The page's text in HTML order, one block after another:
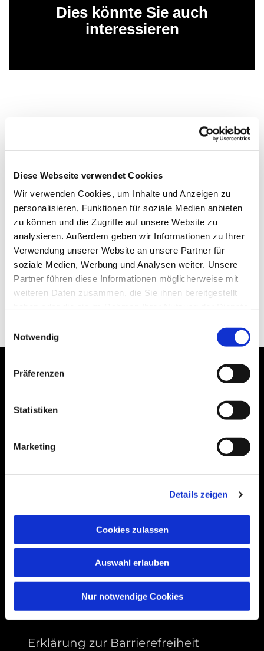
Diese Webseite verwendet Cookies
Wir verwenden Cookies, um Inhalte und Anzeigen zu
personalisieren, Funktionen für soziale Medien anbieten
zu können und die Zugriffe auf unsere Website zu
analysieren. Außerdem geben wir Informationen zu Ihrer
Verwendung unserer Website an unsere Partner für
soziale Medien, Werbung und Analysen weiter. Unsere
Partner führen diese Informationen möglicherweise mit
weiteren Daten zusammen, die Sie ihnen bereitgestellt
Notwendig
Präferenzen
Statistiken
Marketing
Details zeigen
Cookies zulassen
Auswahl erlauben
Nur notwendige Cookies
Dies könnte Sie auch
interessieren
Bogenstraße 4A
um diese Karte anzuzeigen.
Accept cookies
Erklärung zur Barrierefreiheit